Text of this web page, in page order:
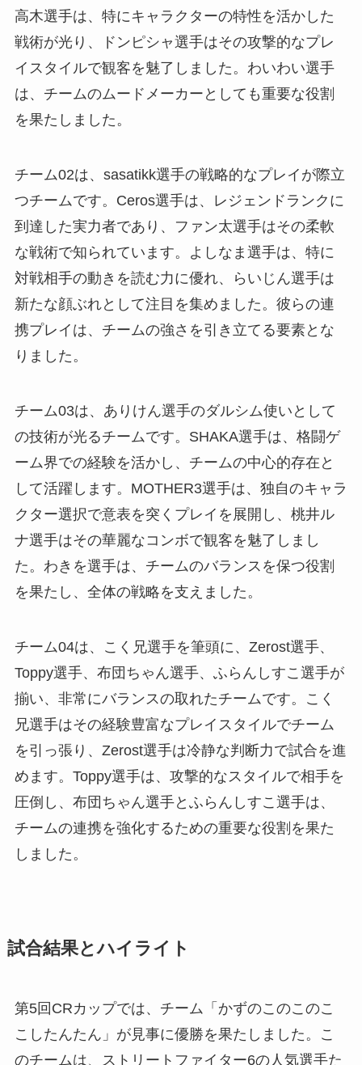
高木選手は、特にキャラクターの特性を活かした
戦術が光り、ドンピシャ選手はその攻撃的なプレ
イスタイルで観客を魅了しました。わいわい選手
は、チームのムードメーカーとしても重要な役割
を果たしました。
チーム02は、sasatikk選手の戦略的なプレイが際立
つチームです。Ceros選手は、レジェンドランクに
到達した実力者であり、ファン太選手はその柔軟
な戦術で知られています。よしなま選手は、特に
対戦相手の動きを読む力に優れ、らいじん選手は
新たな顔ぶれとして注目を集めました。彼らの連
携プレイは、チームの強さを引き立てる要素とな
りました。
チーム03は、ありけん選手のダルシム使いとして
の技術が光るチームです。SHAKA選手は、格闘ゲ
ーム界での経験を活かし、チームの中心的存在と
して活躍します。MOTHER3選手は、独自のキャラ
クター選択で意表を突くプレイを展開し、桃井ル
ナ選手はその華麗なコンボで観客を魅了しまし
た。わきを選手は、チームのバランスを保つ役割
を果たし、全体の戦略を支えました。
チーム04は、こく兄選手を筆頭に、Zerost選手、
Toppy選手、布団ちゃん選手、ふらんしすこ選手が
揃い、非常にバランスの取れたチームです。こく
兄選手はその経験豊富なプレイスタイルでチーム
を引っ張り、Zerost選手は冷静な判断力で試合を進
めます。Toppy選手は、攻撃的なスタイルで相手を
圧倒し、布団ちゃん選手とふらんしすこ選手は、
チームの連携を強化するための重要な役割を果た
しました。
試合結果とハイライト
第5回CRカップでは、チーム「かずのこのこのこ
こしたんたん」が見事に優勝を果たしました。こ
のチームは、ストリートファイター6の人気選手た